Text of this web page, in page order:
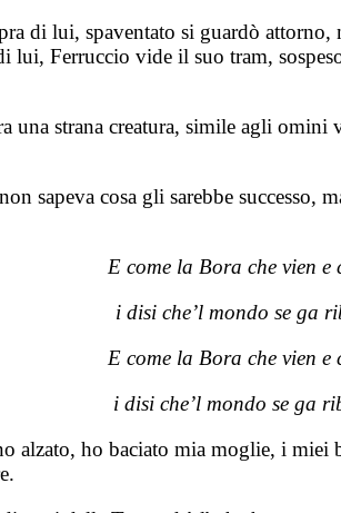
di lui, spaventato si guardò
Ferruccio vide il suo tram,
una strana creatura, simile agli
sapeva cosa gli sarebbe successo,
E come la Bora che vien e
i disi che’l mondo se ga
E come la Bora che vien e
i disi che’l mondo se ga
ho baciato mia moglie, i miei